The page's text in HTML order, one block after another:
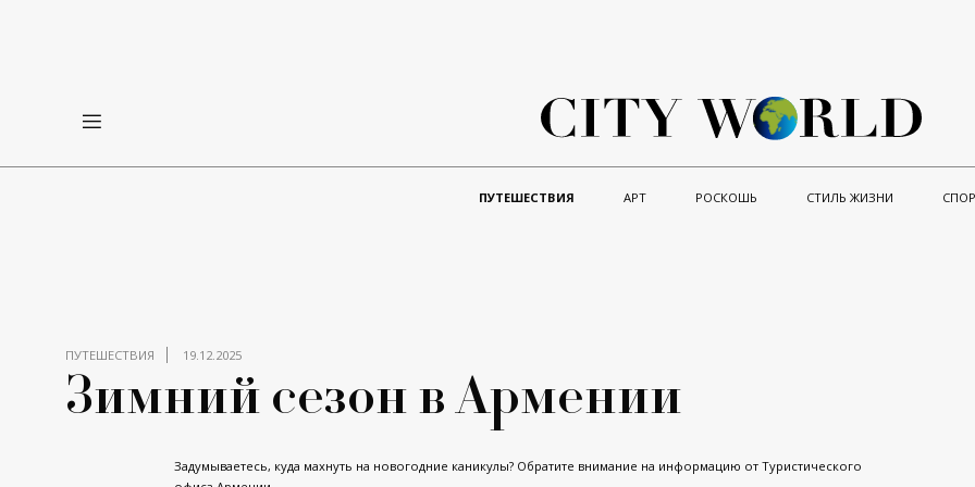
ПУТЕШЕСТВИЯ АРТ РОСКОШЬ СТИЛЬ ЖИЗНИ
ПУТЕШЕСТВИЯ 19.12.2025
Зимний сезон в Армении
Задумываетесь, куда махнуть на новогодние каникулы? Обратите внимание на информацию от Туристического